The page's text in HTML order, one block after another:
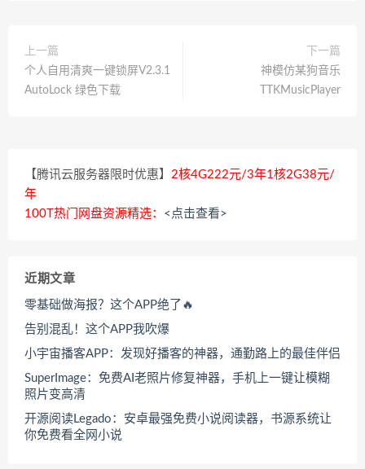
上一篇
个人自用清爽一键锁屏V2.3.1
AutoLock 绿色下载
下一篇
神模仿某狗音乐
TTKMusicPlayer
【腾讯云服务器限时优惠】 2核4G222元/3年1核2G38元/
年
100T热门网盘资源精选： <点击查看>
近期文章
零基础做海报？这个APP绝了🔥
告别混乱！这个APP我吹爆
小宇宙播客APP：发现好播客的神器，通勤路上的最佳伴侣
SuperImage：免费AI老照片修复神器，手机上一键让模糊
照片变高清
开源阅读Legado：安卓最强免费小说阅读器，书源系统让
你免费看全网小说